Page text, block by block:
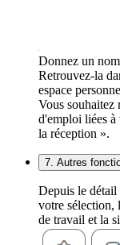
Donnez un
Retrouvez-la
espace
Vous souhaitez
d'emploi liées
la réception ».
7. Autres
Depuis le
votre sélection,
de travail et la